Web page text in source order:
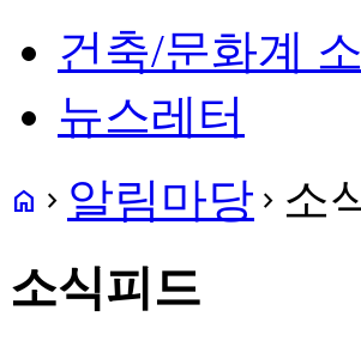
건축/문화계
뉴스레터
home navigate_next 알림마당 navigate_next 소
소식피드